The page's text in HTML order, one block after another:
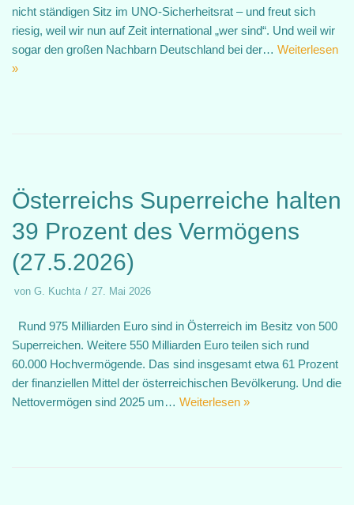
nicht ständigen Sitz im UNO-Sicherheitsrat – und freut sich
riesig, weil wir nun auf Zeit international „wer sind“. Und weil wir
sogar den großen Nachbarn Deutschland bei der… Weiterlesen
»
Österreichs Superreiche halten
39 Prozent des Vermögens
(27.5.2026)
von G. Kuchta 27. Mai 2026
Rund 975 Milliarden Euro sind in Österreich im Besitz von 500
Superreichen. Weitere 550 Milliarden Euro teilen sich rund
60.000 Hochvermögende. Das sind insgesamt etwa 61 Prozent
der finanziellen Mittel der österreichischen Bevölkerung. Und die
Nettovermögen sind 2025 um… Weiterlesen »